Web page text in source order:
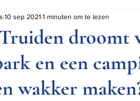
droomt
en een
wakker
10 sep 2021 1 minuten om te lezen